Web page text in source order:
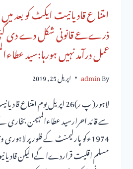
امتنا ع قادیانیت ایکٹ کو بعد
ذرےعے قانونی شکل دے دی
عمل درآمد نہیں ہورہا:سید
By
admin اپریل 25, 2019
لاہور( پ ر)26 اپریل یوم
1974ءکو پارلیمنٹ کے فلور پر لاہوری
مسلم اقلیت قراردےا گےا لیکن